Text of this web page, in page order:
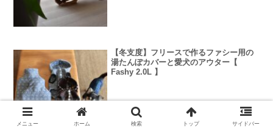
【冬支度】フリースで作るファシー用の
湯たんぽカバーと愛犬のアウター【
Fashy 2.0L 】
メニュー ホーム 検索 トップ サイドバー